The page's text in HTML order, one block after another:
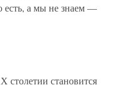
есть, а мы не знаем —
столетии становится